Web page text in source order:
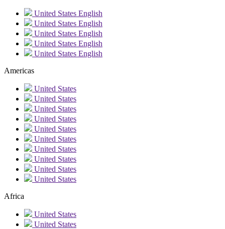
United States English
United States English
United States English
United States English
United States English
Americas
United States
United States
United States
United States
United States
United States
United States
United States
United States
United States
Africa
United States
United States